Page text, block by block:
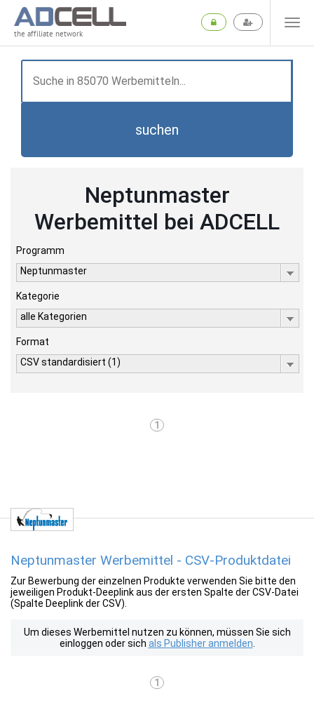
the affiliate network
suchen
Neptunmaster
Werbemittel bei ADCELL
Programm
Neptunmaster
Kategorie
alle Kategorien
Format
CSV standardisiert (1)
1
Neptunmaster Werbemittel - CSV-Produktdatei
Zur Bewerbung der einzelnen Produkte verwenden Sie bitte den
jeweiligen Produkt-Deeplink aus der ersten Spalte der CSV-Datei
(Spalte Deeplink der CSV).
Um dieses Werbemittel nutzen zu können, müssen Sie sich
einloggen oder sich als Publisher anmelden
1